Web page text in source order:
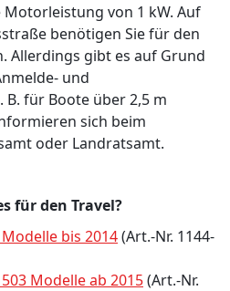
Motorleistung von 1 kW. Auf
benötigen Sie für den
Allerdings gibt es auf Grund
und
B. für Boote über 2,5 m
sich beim
oder Landratsamt.
für den Travel?
bis 2014(Art.-Nr. 1144-
Modelle ab 2015(Art.-Nr.